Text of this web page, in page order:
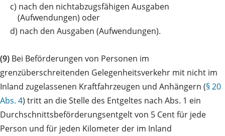
c) nach den nichtabzugsfähigen Ausgaben
(Aufwendungen) oder
d) nach den Ausgaben (Aufwendungen).
(9) Bei Beförderungen von Personen im
grenzüberschreitenden Gelegenheitsverkehr mit nicht im
Inland zugelassenen Kraftfahrzeugen und Anhängern (§ 20
Abs. 4) tritt an die Stelle des Entgeltes nach Abs. 1 ein
Durchschnittsbeförderungsentgelt von 5 Cent für jede
Person und für jeden Kilometer der im Inland